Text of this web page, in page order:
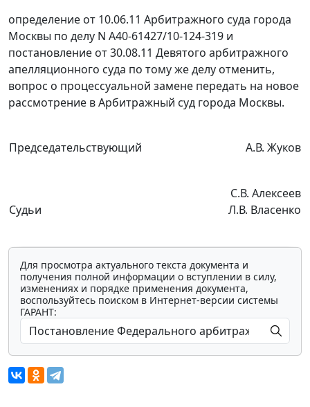
определение от 10.06.11 Арбитражного суда города
Москвы по делу N А40-61427/10-124-319 и
постановление от 30.08.11 Девятого арбитражного
апелляционного суда по тому же делу отменить,
вопрос о процессуальной замене передать на новое
рассмотрение в Арбитражный суд города Москвы.
Председательствующий А.В. Жуков
Судьи
С.В. Алексеев
Л.В. Власенко
Для просмотра актуального текста документа и
получения полной информации о вступлении в силу,
изменениях и порядке применения документа,
воспользуйтесь поиском в Интернет-версии системы
ГАРАНТ: